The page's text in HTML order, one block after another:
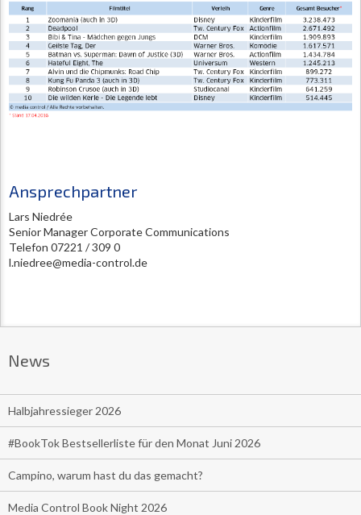
Ansprechpartner
Lars Niedrée
Senior Manager Corporate Communications
Telefon 07221 / 309 0
l.niedree@media-control.de
News
Halbjahressieger 2026
#BookTok Bestsellerliste für den Monat Juni 2026
Campino, warum hast du das gemacht?
Media Control Book Night 2026